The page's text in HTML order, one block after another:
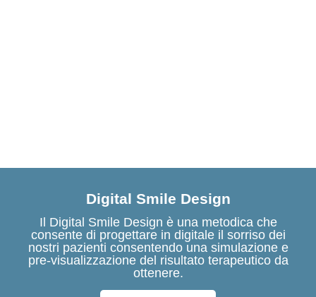
Digital Smile Design
Il Digital Smile Design è una metodica che
consente di progettare in digitale il sorriso dei
nostri pazienti consentendo una simulazione e
pre-visualizzazione del risultato terapeutico da
ottenere.